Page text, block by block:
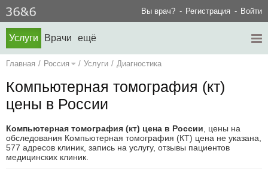
Вы врач? Регистрация Войти
Услуги Врачи ещё
Главная / Россия / Услуги / Диагностика
Компьютерная томография (кт)
цены в России
Компьютерная томография (кт) цена в России , цены на
обследования Компьютерная томография (КТ) цена не указана,
577 адресов клиник, запись на услугу, отзывы пациентов
медицинских клиник.